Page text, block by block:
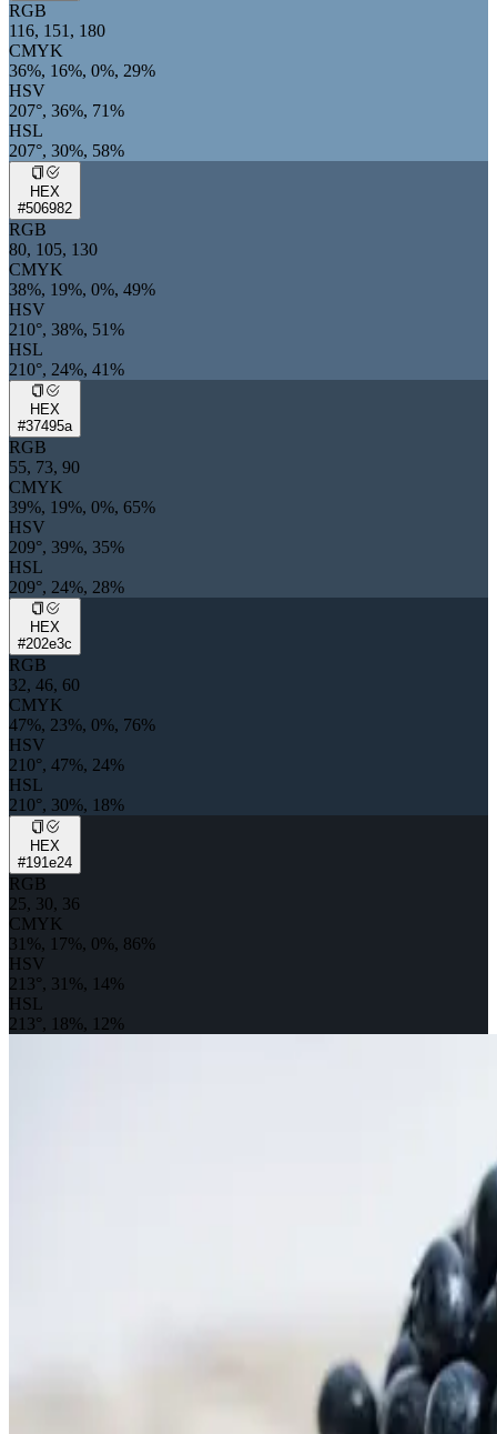
RGB
116, 151, 180
CMYK
36%, 16%, 0%, 29%
HSV
207°, 36%, 71%
HSL
207°, 30%, 58%
HEX
#506982
RGB
80, 105, 130
CMYK
38%, 19%, 0%, 49%
HSV
210°, 38%, 51%
HSL
210°, 24%, 41%
HEX
#37495a
RGB
55, 73, 90
CMYK
39%, 19%, 0%, 65%
HSV
209°, 39%, 35%
HSL
209°, 24%, 28%
HEX
#202e3c
RGB
32, 46, 60
CMYK
47%, 23%, 0%, 76%
HSV
210°, 47%, 24%
HSL
210°, 30%, 18%
HEX
#191e24
RGB
25, 30, 36
CMYK
31%, 17%, 0%, 86%
HSV
213°, 31%, 14%
HSL
213°, 18%, 12%